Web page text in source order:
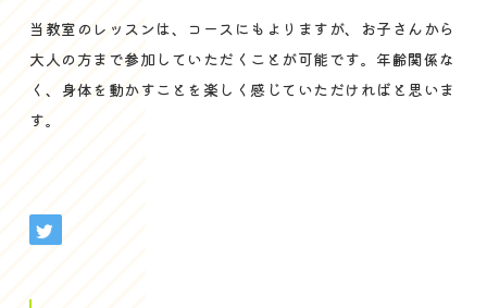
当教室のレッスンは、コースにもよりますが、お子さんから
大人の方まで参加していただくことが可能です。年齢関係な
く、身体を動かすことを楽しく感じていただければと思いま
す。